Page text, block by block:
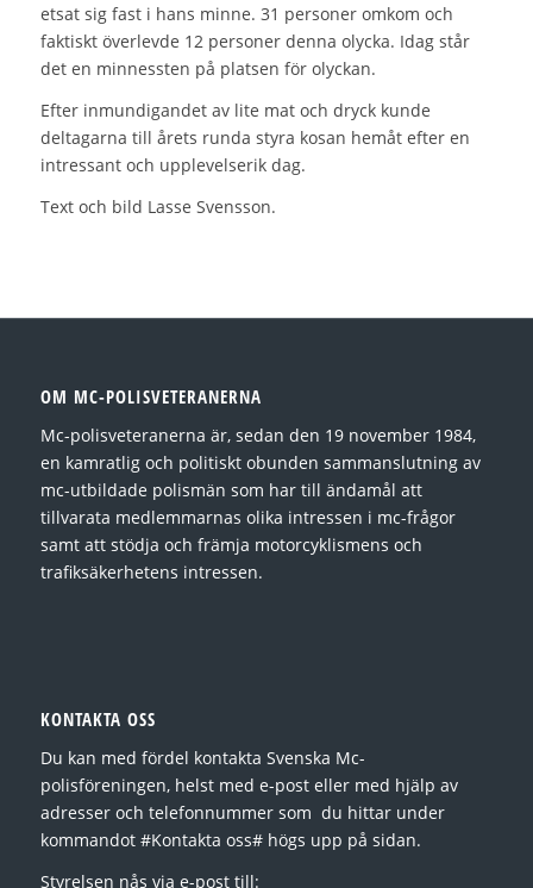
etsat sig fast i hans minne. 31 personer omkom och
faktiskt överlevde 12 personer denna olycka. Idag står
det en minnessten på platsen för olyckan.
Efter inmundigandet av lite mat och dryck kunde
deltagarna till årets runda styra kosan hemåt efter en
intressant och upplevelserik dag.
Text och bild Lasse Svensson.
OM MC-POLISVETERANERNA
Mc-polisveteranerna är, sedan den 19 november 1984,
en kamratlig och politiskt obunden sammanslutning av
mc-utbildade polismän som har till ändamål att
tillvarata medlemmarnas olika intressen i mc-frågor
samt att stödja och främja motorcyklismens och
trafiksäkerhetens intressen.
KONTAKTA OSS
Du kan med fördel kontakta Svenska Mc-
polisföreningen, helst med e-post eller med hjälp av
adresser och telefonnummer som du hittar under
kommandot #Kontakta oss# högs upp på sidan.
Styrelsen nås via e-post till: